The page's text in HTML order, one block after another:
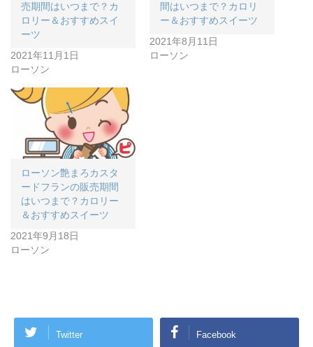
売期間はいつまで？カ
ロリー＆おすすめスイ
ーツ
2021年11月1日
ローソン
間はいつまで？カロリ
ー＆おすすめスイーツ
2021年8月11日
ローソン
ローソン艶まろカスタ
ードフランの販売期間
はいつまで？カロリー
＆おすすめスイーツ
2021年9月18日
ローソン
Twitter Facebook